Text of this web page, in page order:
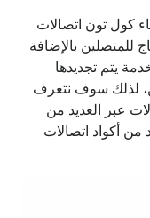
كول تون اتصالات
للمتصلين بالإضافة
يتم تجديدها
لذلك سوف نتعرف
عبر العديد من
من أكواد اتصالات